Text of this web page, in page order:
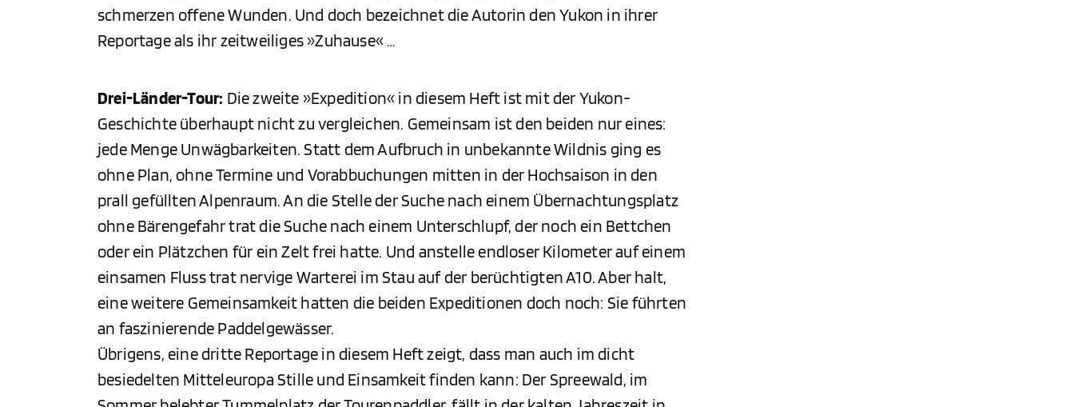
schmerzen offene Wunden. Und doch bezeichnet die Autorin den Yukon in ihrer
Reportage als ihr zeitweiliges »Zuhause« …
Drei-Länder-Tour: Die zweite »Expedition« in diesem Heft ist mit der Yukon-
Geschichte überhaupt nicht zu vergleichen. Gemeinsam ist den beiden nur eines:
jede Menge Unwägbarkeiten. Statt dem Aufbruch in unbekannte Wildnis ging es
ohne Plan, ohne Termine und Vorabbuchungen mitten in der Hochsaison in den
prall gefüllten Alpenraum. An die Stelle der Suche nach einem Übernachtungsplatz
ohne Bärengefahr trat die Suche nach einem Unterschlupf, der noch ein Bettchen
oder ein Plätzchen für ein Zelt frei hatte. Und anstelle endloser Kilometer auf einem
einsamen Fluss trat nervige Warterei im Stau auf der berüchtigten A10. Aber halt,
eine weitere Gemeinsamkeit hatten die beiden Expeditionen doch noch: Sie führten
an faszinierende Paddelgewässer.
Übrigens, eine dritte Reportage in diesem Heft zeigt, dass man auch im dicht
besiedelten Mitteleuropa Stille und Einsamkeit finden kann: Der Spreewald, im